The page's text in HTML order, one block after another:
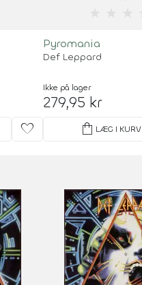
favorite
Pyromania
Def Leppard
Ikke på lager
279,95 kr
shopping_bag LÆG I KURV